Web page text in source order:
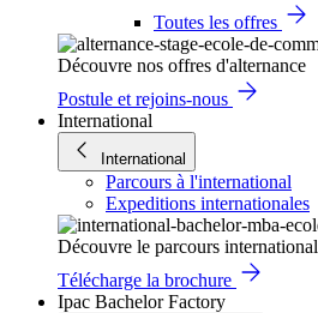
Toutes les offres
Découvre nos offres d'alternance
Postule et rejoins-nous
International
International
Parcours à l'international
Expeditions internationales
Découvre le parcours international
Télécharge la brochure
Ipac Bachelor Factory